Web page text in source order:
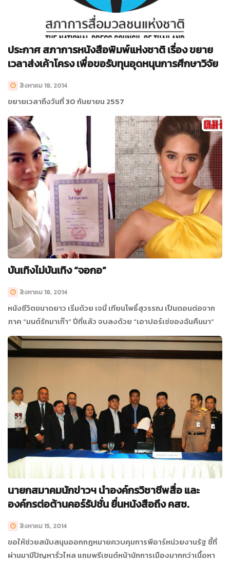
ประกาศ สภาการหนังสือพิมพ์แห่งชาติ เรื่อง ขยาย
เวลาส่งเค้าโครง เพื่อขอรับทุนอุดหนุนการศึกษาวิจัย
สิงหาคม 18, 2014
ขยายเวลาถึงวันที่ 30 กันยายน 2557
บันเทิงไม่บันเทิง “จอกอ”
สิงหาคม 18, 2014
หนังชีวิตขนาดยาว เริ่มด้วย เจนี่ เทียนโพธิ์สุวรรณ เป็นตอนต่อจาก
ภาค “มนต์รักมาเก๊า” ปีที่แล้ว จบลงด้วย “เอาปอร์เช่ของฉันคืนมา”
นายกสมาคมนักข่าวฯ นำองค์กรวิชาชีพสื่อ และ
องค์กรต่อต้านคอร์รัปชั่น ยื่นหนังสือถึง คสช.
สิงหาคม 15, 2014
ขอให้ช่วยสนับสนุนออกกฎหมายควบคุมการพีอาร์หน่วยงานรัฐ ชี้ที่
ผ่านมามีปัญหารั่วไหล แถมพรีเซนต์หน้านักการเมืองมากกว่าเนื้อหา